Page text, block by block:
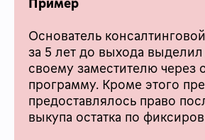
Основатель
за 5 лет до выхода
своему заместителю через
программу. Кроме этого
предоставлялось право
выкупа остатка по